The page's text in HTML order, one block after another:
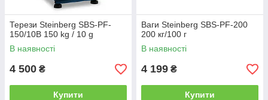
Терези Steinberg SBS-PF-
150/10B 150 kg / 10 g
В наявності
4 500 ₴
Купити
Ваги Steinberg SBS-PF-200
200 кг/100 г
В наявності
4 199 ₴
Купити